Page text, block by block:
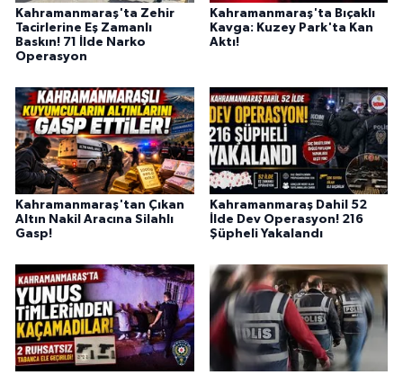
Kahramanmaraş'ta Zehir
Tacirlerine Eş Zamanlı
Baskın! 71 İlde Narko
Operasyon
Kahramanmaraş'ta Bıçaklı
Kavga: Kuzey Park'ta Kan
Aktı!
Kahramanmaraş'tan Çıkan
Altın Nakil Aracına Silahlı
Gasp!
Kahramanmaraş Dahil 52
İlde Dev Operasyon! 216
Şüpheli Yakalandı
SEÇİM 2015
BİLİM VE TEKNOLOJİ
YARIŞMALAR
TANITIM